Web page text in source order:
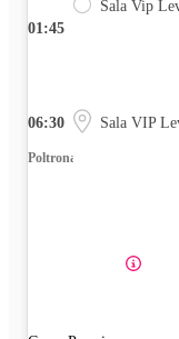
01:45
Sala Vip
06:30 Sala VIP
Poltrona